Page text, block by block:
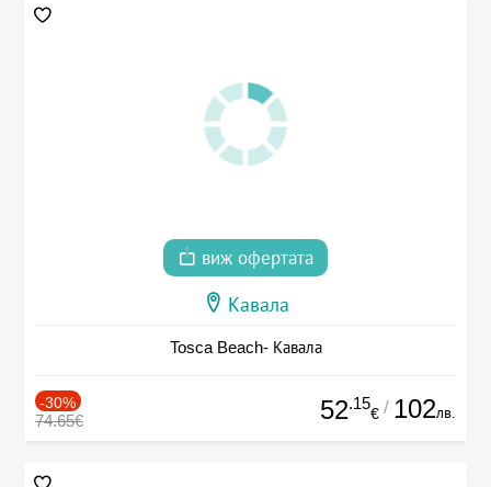
виж офертата
Кавала
Tosca Beach- Кавала
-30%
74.65€ 52.15
€ / 102лв.